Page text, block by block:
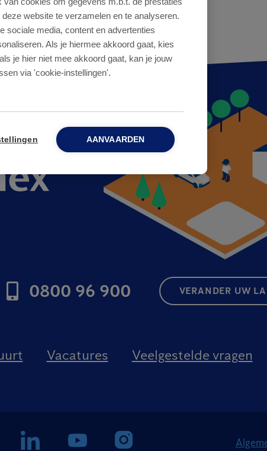
0800 96 900 VERANDER UW
Vacatures Veelgestelde vragen
website te verzamelen en te analyseren.
sociale media, content en advertenties
Als je hiermee akkoord gaat, kies
je hier niet mee akkoord gaat, kan je jouw
via 'cookie-instellingen'.
AANVAARDEN